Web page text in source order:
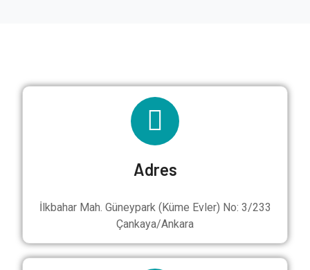
Adres
İlkbahar Mah. Güneypark (Küme Evler) No: 3/233
Çankaya/Ankara